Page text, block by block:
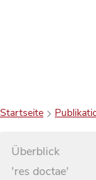
Startseite
Überblick
'res doctae'